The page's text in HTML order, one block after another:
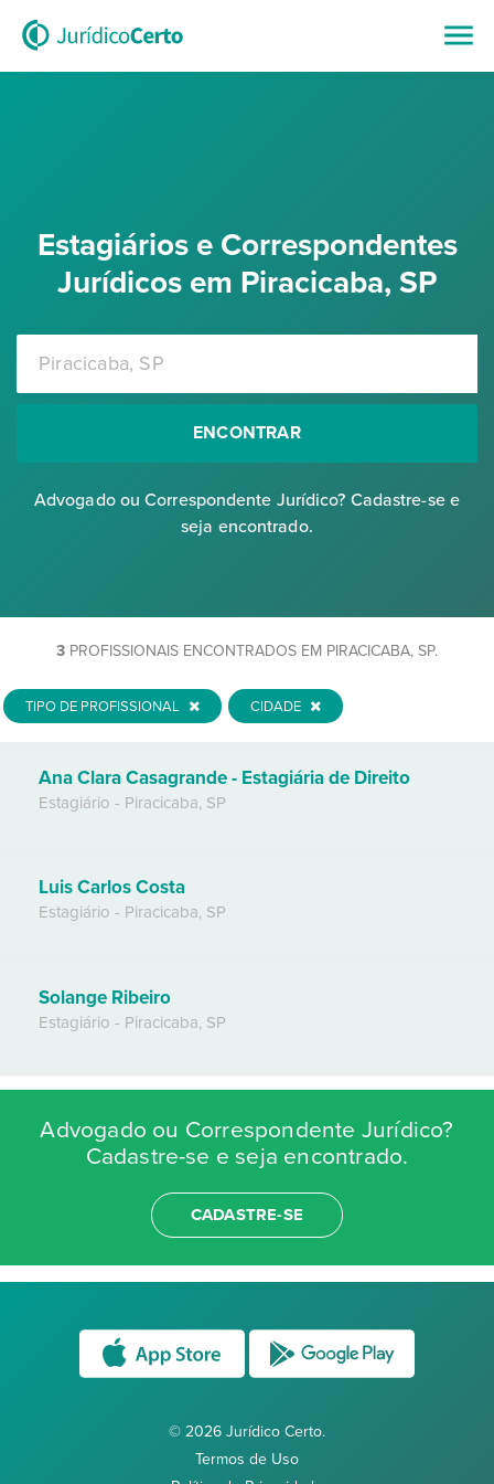
Estagiários e Correspondentes
Jurídicos em Piracicaba, SP
ENCONTRAR
Advogado ou Correspondente Jurídico? Cadastre-se e
seja encontrado.
3 PROFISSIONAIS ENCONTRADOS EM PIRACICABA, SP.
TIPO DE PROFISSIONAL CIDADE
Ana Clara Casagrande - Estagiária de Direito
Estagiário - Piracicaba, SP
Luis Carlos Costa
Estagiário - Piracicaba, SP
Solange Ribeiro
Estagiário - Piracicaba, SP
Advogado ou Correspondente Jurídico?
Cadastre-se e seja encontrado.
CADASTRE-SE
© 2026 Jurídico Certo.
Termos de Uso